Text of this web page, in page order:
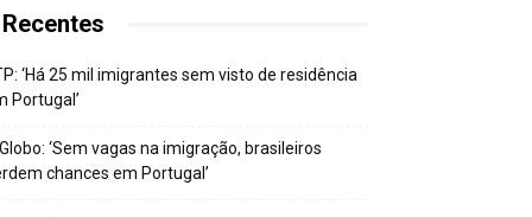
‘Há 25 mil imigrantes sem visto de residência
Portugal’
‘Sem vagas na imigração, brasileiros
chances em Portugal’